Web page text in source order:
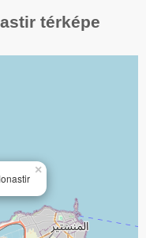
térképe
×